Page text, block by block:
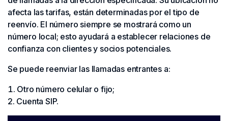
afecta las tarifas, están determinadas por el tipo de
reenvío. El número siempre se mostrará como un
número local; esto ayudará a establecer relaciones de
confianza con clientes y socios potenciales.
Se puede reenviar las llamadas entrantes a:
Otro número celular o fijo;
Cuenta SIP.